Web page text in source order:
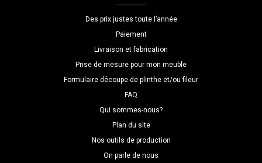
Des prix justes toute l’année
Paiement
Livraison et fabrication
Prise de mesure pour mon meuble
Formulaire découpe de plinthe et/ou fileur
FAQ
Qui sommes-nous?
Plan du site
Nos outils de production
On parle de nous